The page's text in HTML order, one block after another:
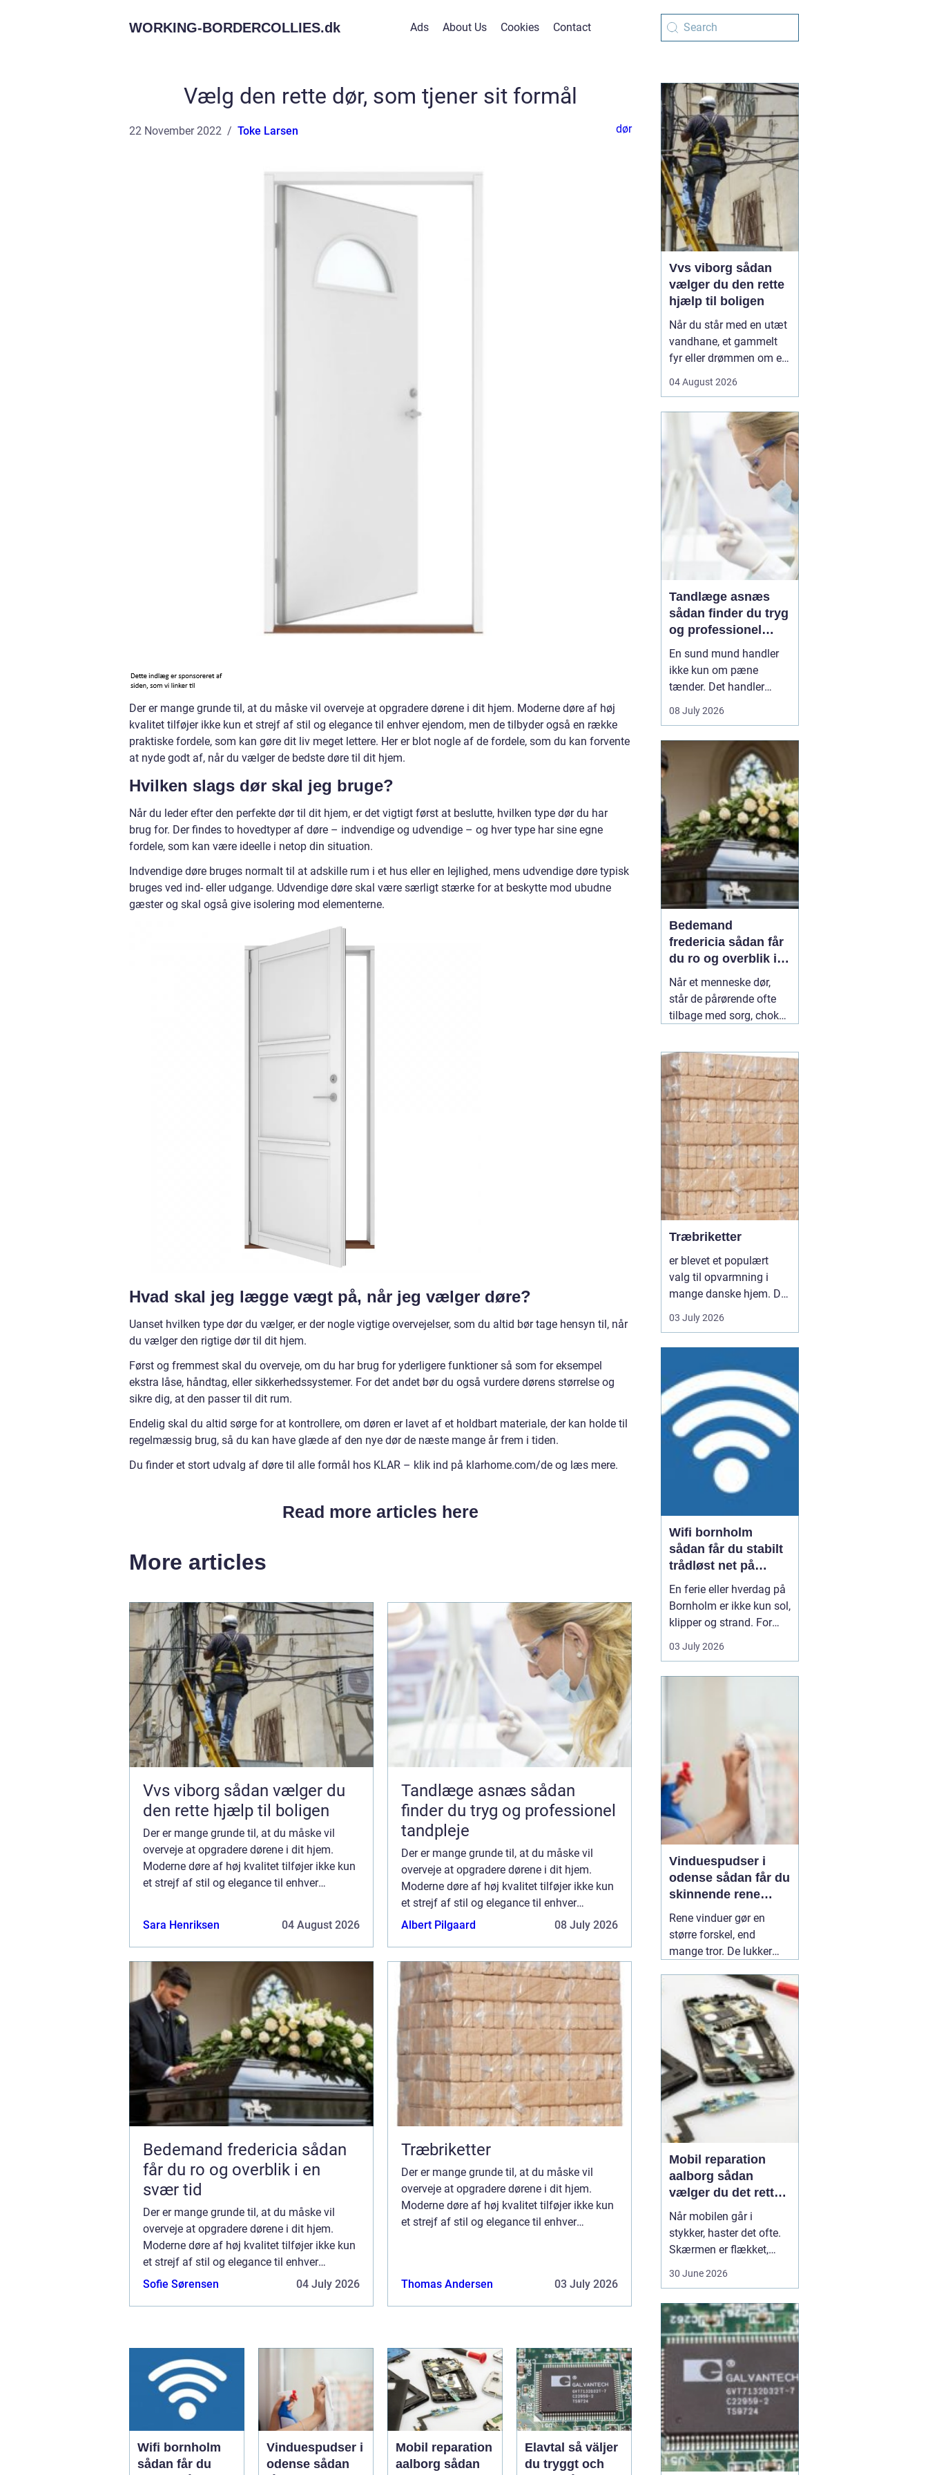
WORKING-BORDERCOLLIES.dk Ads About Us Cookies Contact
Vælg den rette dør, som tjener sit formål
22 November 2022 Toke Larsen dør
Der er mange grunde til, at du måske vil overveje at opgradere dørene i dit hjem. Moderne døre af høj
kvalitet tilføjer ikke kun et strejf af stil og elegance til enhver ejendom, men de tilbyder også en række
praktiske fordele, som kan gøre dit liv meget lettere. Her er blot nogle af de fordele, som du kan forvente
at nyde godt af, når du vælger de bedste døre til dit hjem.
Hvilken slags dør skal jeg bruge?
Når du leder efter den perfekte dør til dit hjem, er det vigtigt først at beslutte, hvilken type dør du har
brug for. Der findes to hovedtyper af døre – indvendige og udvendige – og hver type har sine egne
fordele, som kan være ideelle i netop din situation.
Indvendige døre bruges normalt til at adskille rum i et hus eller en lejlighed, mens udvendige døre typisk
bruges ved ind- eller udgange. Udvendige døre skal være særligt stærke for at beskytte mod ubudne
gæster og skal også give isolering mod elementerne.
Hvad skal jeg lægge vægt på, når jeg vælger døre?
Uanset hvilken type dør du vælger, er der nogle vigtige overvejelser, som du altid bør tage hensyn til, når
du vælger den rigtige dør til dit hjem.
Først og fremmest skal du overveje, om du har brug for yderligere funktioner så som for eksempel
ekstra låse, håndtag, eller sikkerhedssystemer. For det andet bør du også vurdere dørens størrelse og
sikre dig, at den passer til dit rum.
Endelig skal du altid sørge for at kontrollere, om døren er lavet af et holdbart materiale, der kan holde til
regelmæssig brug, så du kan have glæde af den nye dør de næste mange år frem i tiden.
Du finder et stort udvalg af døre til alle formål hos KLAR – klik ind på klarhome.com/de og læs mere.
Read more articles here
More articles
Vvs viborg sådan vælger du
den rette hjælp til boligen
Der er mange grunde til, at du måske vil
overveje at opgradere dørene i dit hjem.
Moderne døre af høj kvalitet tilføjer ikke kun
et strejf af stil og elegance til enhver
Sara Henriksen 04 August 2026
Tandlæge asnæs sådan
finder du tryg og professionel
tandpleje
Der er mange grunde til, at du måske vil
overveje at opgradere dørene i dit hjem.
Moderne døre af høj kvalitet tilføjer ikke kun
et strejf af stil og elegance til enhver
ejendom, men de tilbyder også en række
Albert Pilgaard 08 July 2026
Bedemand fredericia sådan
får du ro og overblik i en
svær tid
Der er mange grunde til, at du måske vil
overveje at opgradere dørene i dit hjem.
Moderne døre af høj kvalitet tilføjer ikke kun
et strejf af stil og elegance til enhver
ejendom, men de tilbyder også en række
Sofie Sørensen 04 July 2026
Træbriketter
Der er mange grunde til, at du måske vil
overveje at opgradere dørene i dit hjem.
Moderne døre af høj kvalitet tilføjer ikke kun
et strejf af stil og elegance til enhver
Thomas Andersen 03 July 2026
Wifi bornholm
sådan får du
Vinduespudser i
odense sådan
Mobil reparation
aalborg sådan
Elavtal så väljer
du tryggt och
Vvs viborg sådan
vælger du den rette
hjælp til boligen
Når du står med en utæt
vandhane, et gammelt
fyr eller drømmen om et
dygtig VVSer være
løsning og en dyr
langtidsskade. I Viborg
og omegn findes der
mange fagfolk, men
hvordan sikrer du dig, at
04 August 2026
Tandlæge asnæs
sådan finder du tryg
og professionel
tandpleje
En sund mund handler
ikke kun om pæne
tænder. Det handler
også om at kunne spise
uden smerter, tale frit og
bekymret. For mange i
og omkring Asnæs kan
det dog være en
udfordring at finde den
rette tandlæge, især hvis
man har haft d...
08 July 2026
Bedemand
fredericia sådan får
du ro og overblik i
en svær tid
Når et menneske dør,
står de pårørende ofte
tilbage med sorg, chok
Hvad skal gøres først?
Hvem kontakter man?
Hvordan skaber man en
afsked, som føles rigtig?
Her spiller en lokal 04
July 2026
Træbriketter
er blevet et populært
valg til opvarmning i
mange danske hjem. De
er nemme at håndtere,
giver en høj varme og
almindeligt brænde.
Samtidig kan de udnytte
resttræ fra træindustrien,
som ellers ville gå til
spil...
03 July 2026
Wifi bornholm
sådan får du stabilt
trådløst net på
klippeøen
En ferie eller hverdag på
Bornholm er ikke kun sol,
klipper og strand. For
mange er en stabil
internetforbindelse
sommerhuset eller driver
en mindre virksomhed...
03 July 2026
Vinduespudser i
odense sådan får du
skinnende rene
ruder året rundt
Rene vinduer gør en
større forskel, end
mange tror. De lukker
erhvervsbygninger til at
fremstå velholdte og
giver et bedre indeklima.
Flere boligejere og
virksomheder vælger
derfor at bruge en
professionel01 July
2026
Mobil reparation
aalborg sådan
vælger du det rette
værksted
Når mobilen går i
stykker, haster det ofte.
Skærmen er flækket,
Aalborg er der flere
værksteder at vælge
imellem, og det kan være
svært at gennemskue,
hvem der faktisk leverer
30 June 2026